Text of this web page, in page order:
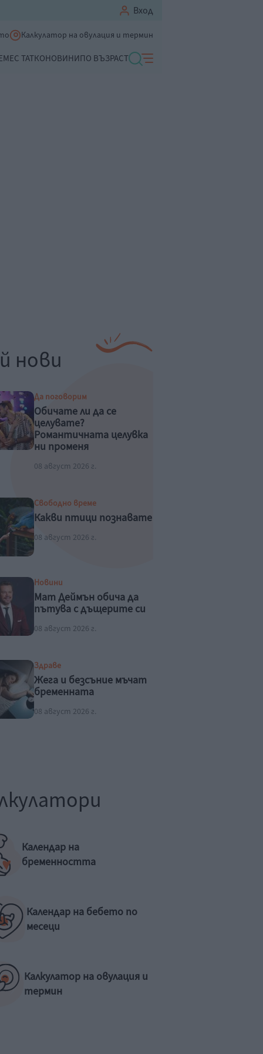
Вход
Калкулатор на овулация и термин
С ТАТКОНОВИНИПО ВЪЗРАСТ
нови
Да поговорим
Обичате ли да се
целувате?
Романтичната целувка
ни променя
08 август 2026 г.
Свободно време
Какви птици познавате
08 август 2026 г.
Новини
Мат Деймън обича да
пътува с дъщерите си
08 август 2026 г.
Здраве
Жега и безсъние мъчат
бременната
08 август 2026 г.
Календар на
бременността
Календар на бебето по
месеци
Калкулатор на овулация и
термин